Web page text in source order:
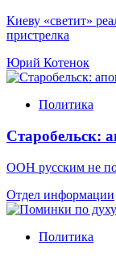
Киеву «светит»
пристрелка
Юрий Котенок
Политика
Старобельск:
ООН русским не
Отдел информации
Политика